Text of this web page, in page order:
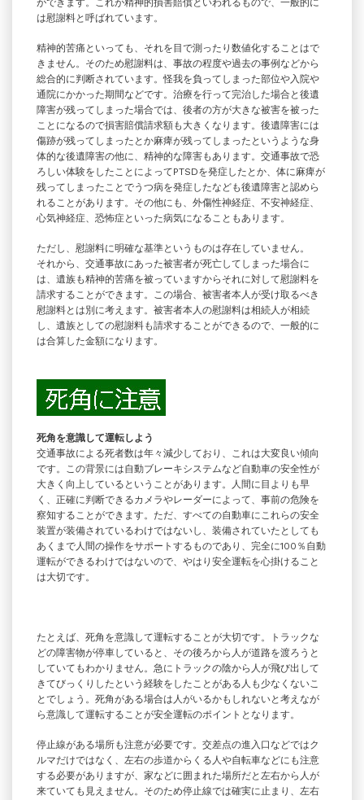
は慰謝料と呼ばれています。
精神的苦痛といっても、それを目で測ったり数値化することはで
きません。そのため慰謝料は、事故の程度や過去の事例などから
総合的に判断されています。怪我を負ってしまった部位や入院や
通院にかかった期間などです。治療を行って完治した場合と後遺
障害が残ってしまった場合では、後者の方が大きな被害を被った
ことになるので損害賠償請求額も大きくなります。後遺障害には
傷跡が残ってしまったとか麻痺が残ってしまったというような身
体的な後遺障害の他に、精神的な障害もあります。交通事故で恐
ろしい体験をしたことによってPTSDを発症したとか、体に麻痺が
残ってしまったことでうつ病を発症したなども後遺障害と認めら
れることがあります。その他にも、外傷性神経症、不安神経症、
心気神経症、恐怖症といった病気になることもあります。
ただし、慰謝料に明確な基準というものは存在していません。
それから、交通事故にあった被害者が死亡してしまった場合に
は、遺族も精神的苦痛を被っていますからそれに対して慰謝料を
請求することができます。この場合、被害者本人が受け取るべき
慰謝料とは別に考えます。被害者本人の慰謝料は相続人が相続
し、遺族としての慰謝料も請求することができるので、一般的に
は合算した金額になります。
死角を意識して運転しよう
交通事故による死者数は年々減少しており、これは大変良い傾向
です。この背景には自動ブレーキシステムなど自動車の安全性が
大きく向上しているということがあります。人間に目よりも早
く、正確に判断できるカメラやレーダーによって、事前の危険を
察知することができます。ただ、すべての自動車にこれらの安全
装置が装備されているわけではないし、装備されていたとしても
あくまで人間の操作をサポートするものであり、完全に100％自動
運転ができるわけではないので、やはり安全運転を心掛けること
は大切です。
たとえば、死角を意識して運転することが大切です。トラックな
どの障害物が停車していると、その後ろから人が道路を渡ろうと
していてもわかりません。急にトラックの陰から人が飛び出して
きてびっくりしたという経験をしたことがある人も少なくないこ
とでしょう。死角がある場合は人がいるかもしれないと考えなが
ら意識して運転することが安全運転のポイントとなります。
停止線がある場所も注意が必要です。交差点の進入口などではク
ルマだけではなく、左右の歩道からくる人や自転車などにも注意
する必要がありますが、家などに囲まれた場所だと左右から人が
来ていても見えません。そのため停止線では確実に止まり、左右